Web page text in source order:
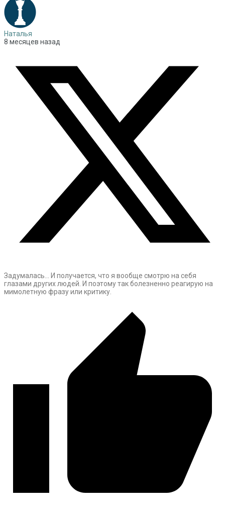
Наталья
8 месяцев назад
Задумалась… И получается, что я вообще смотрю на себя
глазами других людей. И поэтому так болезненно реагирую на
мимолетную фразу или критику.